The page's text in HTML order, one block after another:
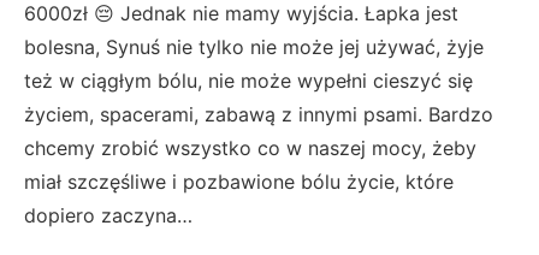
6000zł 😔 Jednak nie mamy wyjścia. Łapka jest
bolesna, Synuś nie tylko nie może jej używać, żyje
też w ciągłym bólu, nie może wypełni cieszyć się
życiem, spacerami, zabawą z innymi psami. Bardzo
chcemy zrobić wszystko co w naszej mocy, żeby
miał szczęśliwe i pozbawione bólu życie, które
dopiero zaczyna…